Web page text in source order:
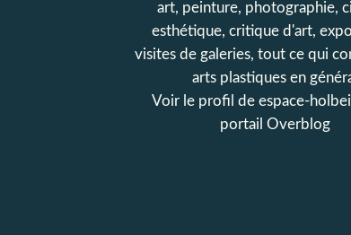
art, peinture, photographie,
esthétique, critique d'art,
visites de galeries, tout ce qui
arts plastiques en
Voir le profil de espace-
portail Overblog